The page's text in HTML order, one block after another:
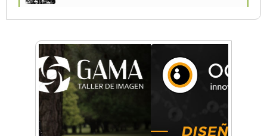
Mariana Croce: "Hoy las empresas necesitan
un asesoramiento integral para crecer con
seguridad"
Música, teatro, yoga, danza y mucho más:
Conocé todos los talleres para aprender y
disfrutar en la Zona Oeste